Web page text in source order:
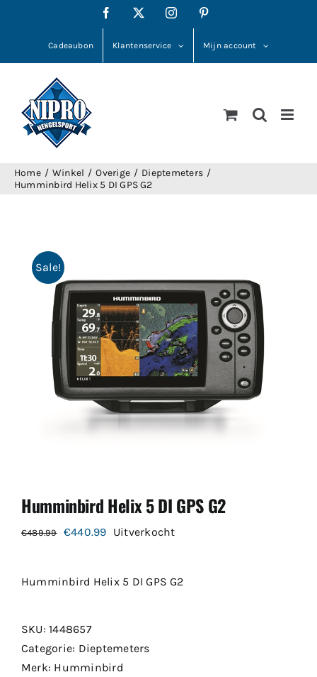
Facebook Instagram
Cadeaubon Klantenservice Mijn account
Home Winkel Overige
Dieptemeters
Humminbird Helix 5 DI GPS G2
Sale!
Humminbird Helix 5 DI GPS G2
€489.99
Oorspronkelijke
€489.99.
€440.99Huidige
€440.99.
Uitverkocht
Humminbird Helix 5 DI GPS G2
SKU:1448657
Categorie: Dieptemeters
Merk: Humminbird